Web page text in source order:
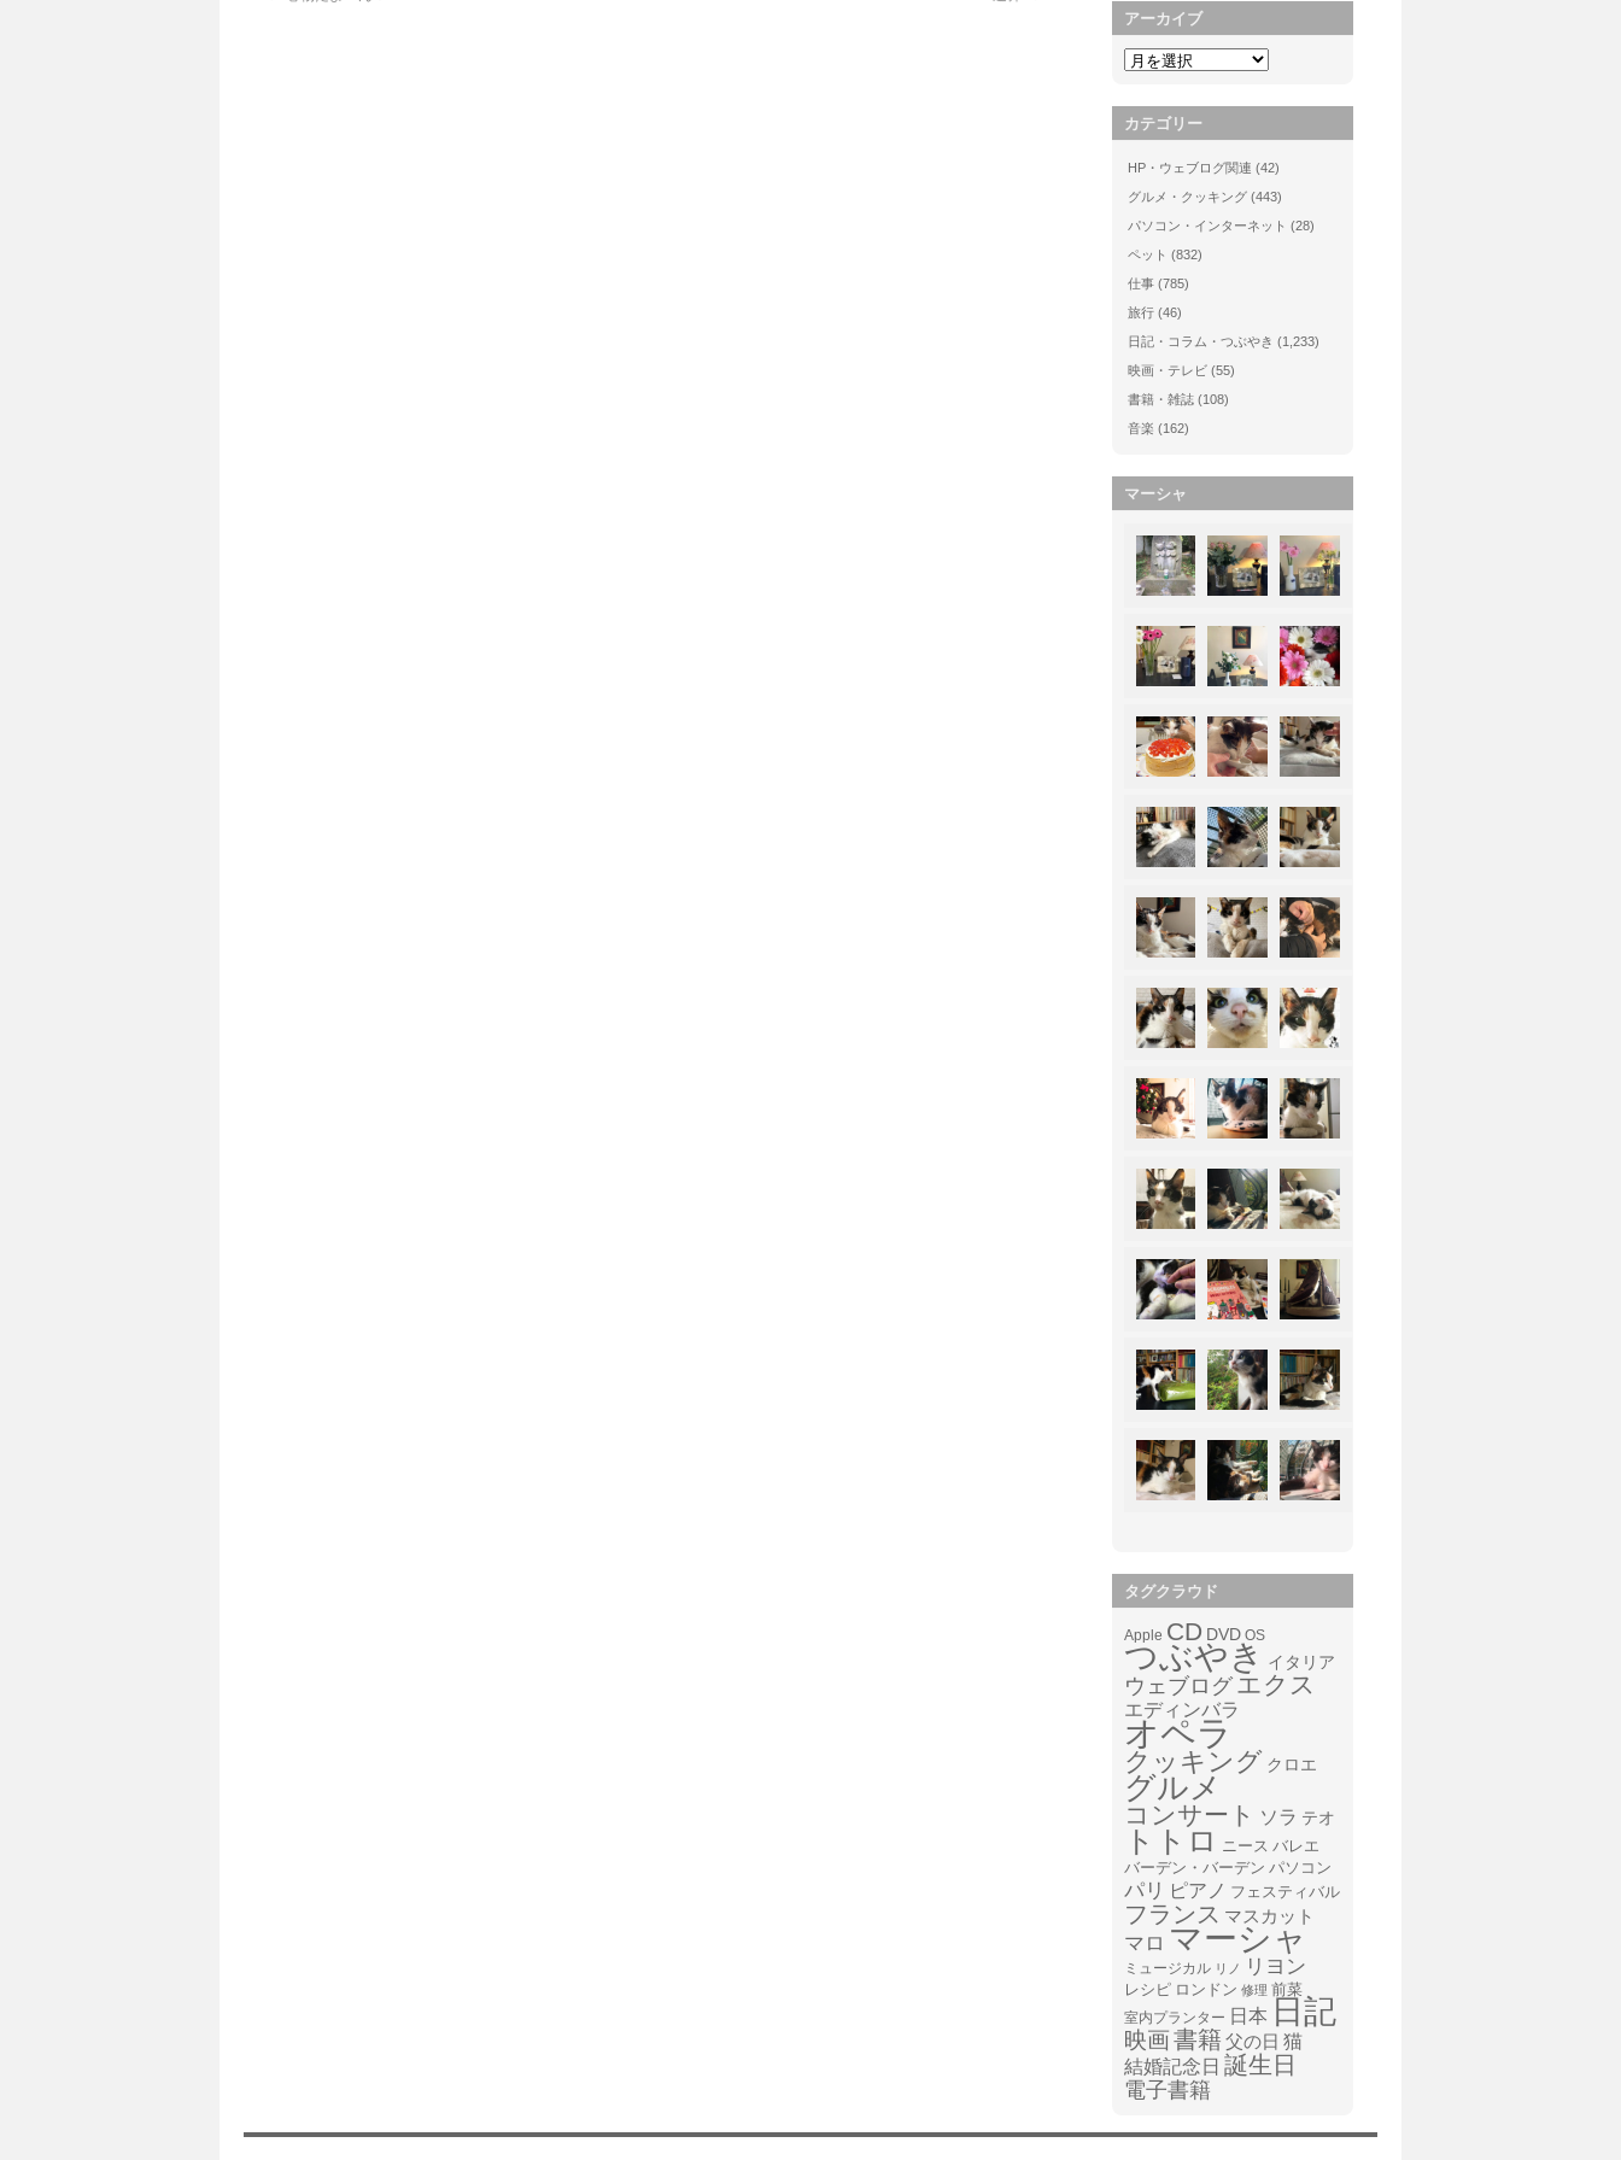
アーカイブ
カテゴリー
HP・ウェブログ関連 (42)
グルメ・クッキング (443)
パソコン・インターネット (28)
ペット (832)
仕事 (785)
旅行 (46)
日記・コラム・つぶやき (1,233)
映画・テレビ (55)
書籍・雑誌 (108)
音楽 (162)
マーシャ
タグクラウド
Apple CD DVD OS
つぶやき イタリア
ウェブログ エクス
エディンバラ
オペラ
クッキング クロエ
グルメ
コンサート ソラ テオ
トトロ ニース バレエ
バーデン・バーデン パソコン
パリ ピアノ フェスティバル
フランス マスカット
マロ マーシャ
ミュージカル リノ リヨン
レシピ ロンドン 修理 前菜
室内プランター 日本 日記
映画書籍 父の日 猫
結婚記念日 誕生日
電子書籍